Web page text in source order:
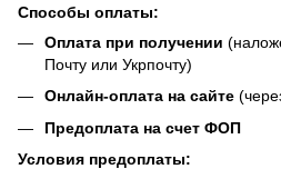
Способы оплаты:
Оплата при получении
Почту или Укрпочту)
Онлайн-оплата на сайте
Предоплата на счет ФОП
Условия предоплаты: